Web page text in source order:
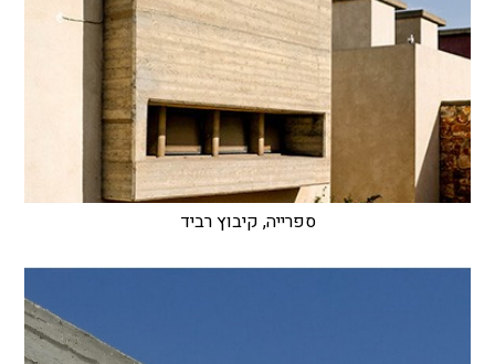
ספרייה, קיבוץ רביד